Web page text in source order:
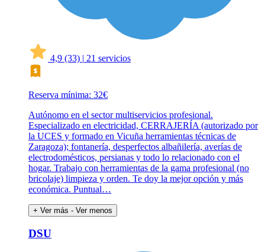
4,9 (33) | 21 servicios
Reserva mínima: 32€
Autónomo en el sector multiservicios profesional.
Especializado en electricidad, CERRAJERÍA (autorizado por
la UCES y formado en Vicuña herramientas técnicas de
Zaragoza); fontanería, desperfectos albañilería, averías de
electrodomésticos, persianas y todo lo relacionado con el
hogar. Trabajo con herramientas de la gama profesional (no
bricolaje) limpieza y orden. Te doy la mejor opción y más
económica. Puntual…
+ Ver más - Ver menos
DSU